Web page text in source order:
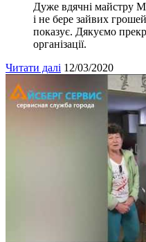
Дуже вдячні майстру
і не бере зайвих
показує. Дякуємо
організації.
Читати далі 12/03/2020